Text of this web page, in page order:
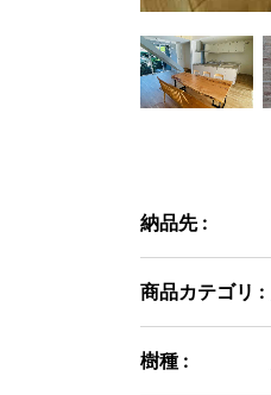
納品先 :
商品カテゴリ :
樹種 :